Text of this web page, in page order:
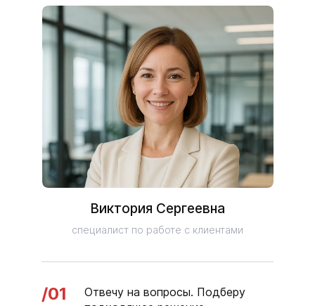
Виктория Сергеевна
специалист по работе с клиентами
/01
Отвечу на вопросы. Подберу